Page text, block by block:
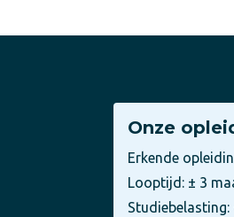
Onze
Erkende
Looptijd: ± 3
Studiebelasting: